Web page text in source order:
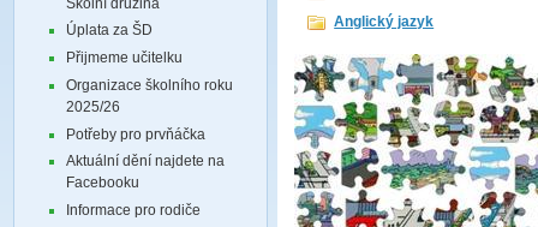
Úplata za ŠD
Přijmeme učitelku
Organizace školního roku
2025/26
Potřeby pro prvňáčka
Aktuální dění najdete na
Facebooku
Informace pro rodiče
Anglický jazyk